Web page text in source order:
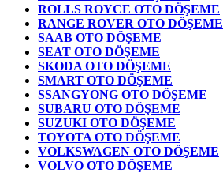
ROLLS ROYCE OTO DÖŞEME
RANGE ROVER OTO DÖŞEME
SAAB OTO DÖŞEME
SEAT OTO DÖŞEME
SKODA OTO DÖŞEME
SMART OTO DÖŞEME
SSANGYONG OTO DÖŞEME
SUBARU OTO DÖŞEME
SUZUKI OTO DÖŞEME
TOYOTA OTO DÖŞEME
VOLKSWAGEN OTO DÖŞEME
VOLVO OTO DÖŞEME